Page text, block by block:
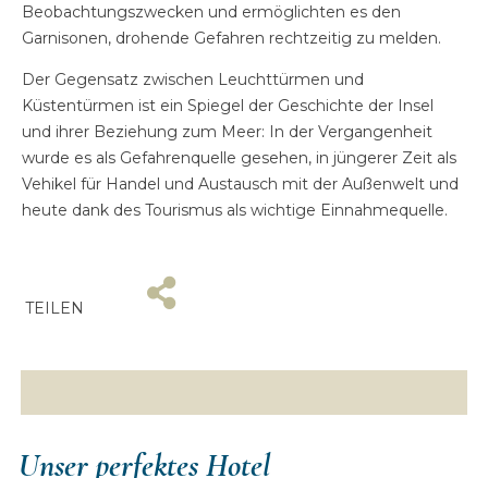
Beobachtungszwecken und ermöglichten es den
Garnisonen, drohende Gefahren rechtzeitig zu melden.
Der Gegensatz zwischen Leuchttürmen und
Küstentürmen ist ein Spiegel der Geschichte der Insel
und ihrer Beziehung zum Meer: In der Vergangenheit
wurde es als Gefahrenquelle gesehen, in jüngerer Zeit als
Vehikel für Handel und Austausch mit der Außenwelt und
heute dank des Tourismus als wichtige Einnahmequelle.
TEILEN
Unser perfektes Hotel